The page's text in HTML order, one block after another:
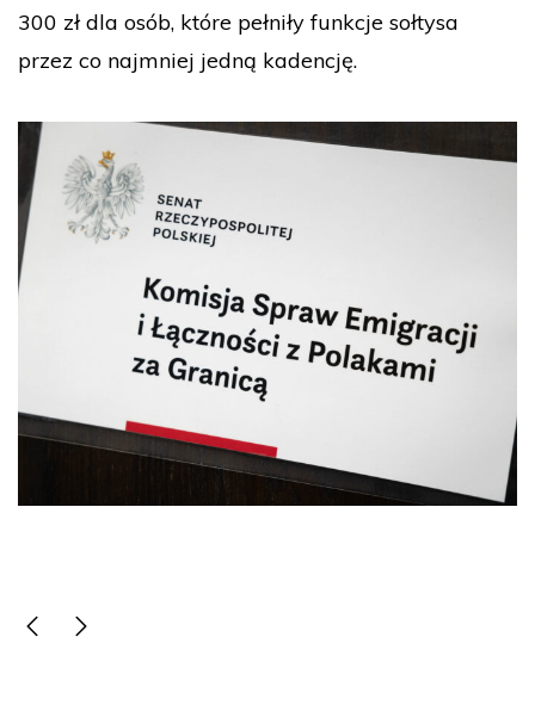
300 zł dla osób, które pełniły funkcje sołtysa
przez co najmniej jedną kadencję.